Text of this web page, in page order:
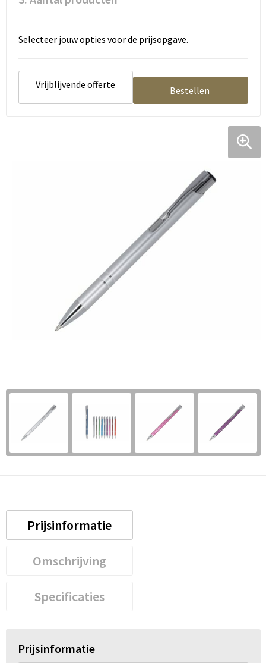
Selecteer jouw opties voor de prijsopgave.
Vrijblijvende offerte Bestellen
Prijsinformatie
Omschrijving
Specificaties
Prijsinformatie